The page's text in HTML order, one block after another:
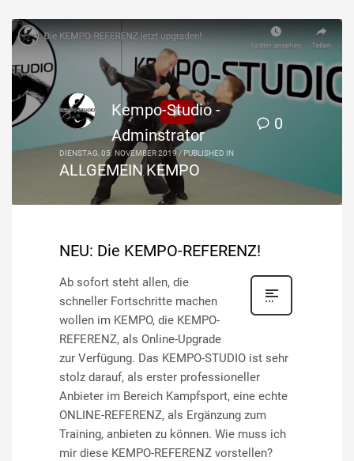
0
Kempo-Studio -
Adminstrator
DIENSTAG, 05. NOVEMBER 2019 /PUBLISHED IN
ALLGEMEIN KEMPO
NEU: Die KEMPO-REFERENZ!
Ab sofort steht allen, die
schneller Fortschritte machen
wollen im KEMPO, die KEMPO-
REFERENZ, als Online-Upgrade
zur Verfügung. Das KEMPO-STUDIO ist sehr
stolz darauf, als erster professioneller
Anbieter im Bereich Kampfsport, eine echte
ONLINE-REFERENZ, als Ergänzung zum
Training, anbieten zu können. Wie muss ich
mir diese KEMPO-REFERENZ vorstellen?